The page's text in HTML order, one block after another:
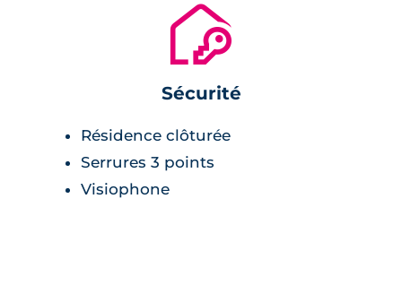
🔐
Sécurité
Résidence clôturée
Serrures 3 points
Visiophone